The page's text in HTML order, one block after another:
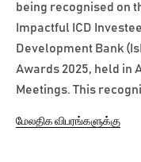
being recognised on
Impactful ICD
Development Bank
Awards 2025, held in
Meetings. This
மேலதிக விபரங்களுக்கு